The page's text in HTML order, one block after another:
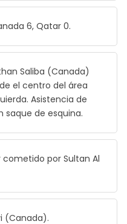
6, Qatar 0.
Saliba (Canada)
el centro del área
Asistencia de
saque de esquina.
por Sultan Al
(Canada).